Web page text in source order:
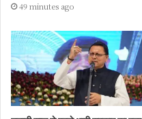
49 minutes ago